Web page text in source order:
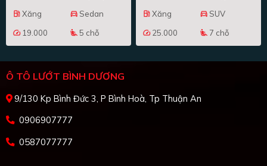
local_gas_station Xăng directions_car Sedan
speed 19.000 airline_seat_recline_extra 5 chỗ
local_gas_station Xăng directions_car SUV
speed 25.000 airline_seat_recline_extra 7 chỗ
Ô TÔ LƯỚT BÌNH DƯƠNG
9/130 Kp Bình Đức 3, P Bình Hoà, Tp Thuận An
0906907777
0587077777